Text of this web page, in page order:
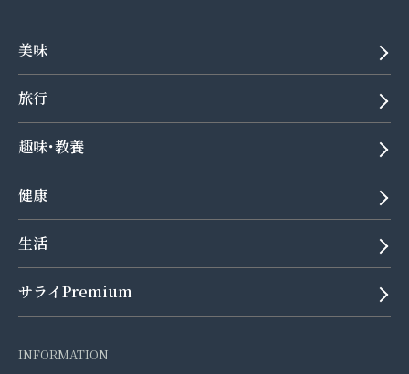
美味
旅行
趣味･教養
健康
生活
サライPremium
INFORMATION